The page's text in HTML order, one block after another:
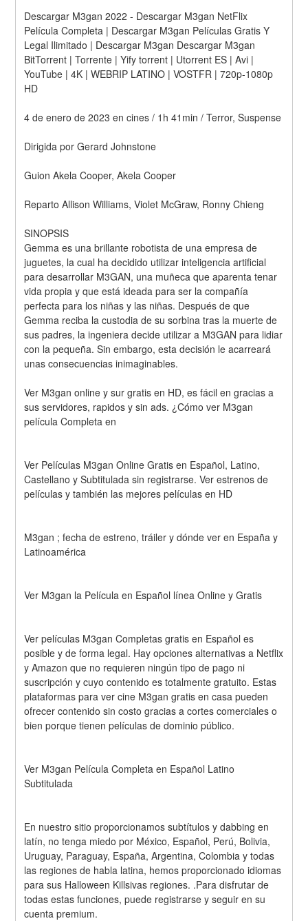
Descargar M3gan 2022 - Descargar M3gan NetFlix
Película Completa | Descargar M3gan Películas Gratis Y
Legal Ilimitado | Descargar M3gan Descargar M3gan
BitTorrent | Torrente | Yify torrent | Utorrent ES | Avi |
YouTube | 4K | WEBRIP LATINO | VOSTFR | 720p-1080p
HD
4 de enero de 2023 en cines / 1h 41min / Terror, Suspense
Dirigida por Gerard Johnstone
Guion Akela Cooper, Akela Cooper
Reparto Allison Williams, Violet McGraw, Ronny Chieng
SINOPSIS
Gemma es una brillante robotista de una empresa de
juguetes, la cual ha decidido utilizar inteligencia artificial
para desarrollar M3GAN, una muñeca que aparenta tenar
vida propia y que está ideada para ser la compañía
perfecta para los niñas y las niñas. Después de que
Gemma reciba la custodia de su sorbina tras la muerte de
sus padres, la ingeniera decide utilizar a M3GAN para lidiar
con la pequeña. Sin embargo, esta decisión le acarreará
unas consecuencias inimaginables.
Ver M3gan online y sur gratis en HD, es fácil en gracias a
sus servidores, rapidos y sin ads. ¿Cómo ver M3gan
película Completa en
Ver Películas M3gan Online Gratis en Español, Latino,
Castellano y Subtitulada sin registrarse. Ver estrenos de
películas y también las mejores películas en HD
M3gan ; fecha de estreno, tráiler y dónde ver en España y
Latinoamérica
Ver M3gan la Película en Español línea Online y Gratis
Ver películas M3gan Completas gratis en Español es
posible y de forma legal. Hay opciones alternativas a Netflix
y Amazon que no requieren ningún tipo de pago ni
suscripción y cuyo contenido es totalmente gratuito. Estas
plataformas para ver cine M3gan gratis en casa pueden
ofrecer contenido sin costo gracias a cortes comerciales o
bien porque tienen películas de dominio público.
Ver M3gan Película Completa en Español Latino
Subtitulada
En nuestro sitio proporcionamos subtítulos y dabbing en
latín, no tenga miedo por México, Español, Perú, Bolivia,
Uruguay, Paraguay, España, Argentina, Colombia y todas
las regiones de habla latina, hemos proporcionado idiomas
para sus Halloween Killsivas regiones. .Para disfrutar de
todas estas funciones, puede registrarse y seguir en su
cuenta premium.